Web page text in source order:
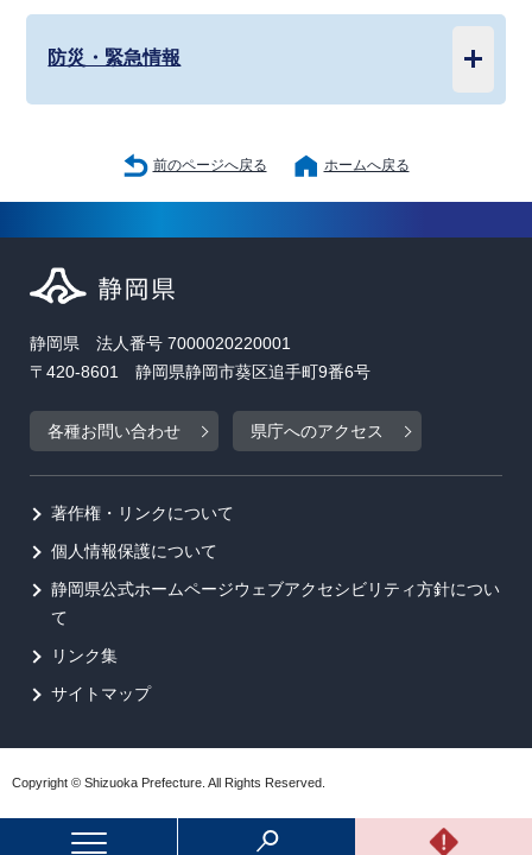
防災・緊急情報
前のページへ戻る ホームへ戻る
静岡県 法人番号 7000020220001
〒420-8601 静岡県静岡市葵区追手町9番6号
各種お問い合わせ 県庁へのアクセス
著作権・リンクについて
個人情報保護について
静岡県公式ホームページウェブアクセシビリティ方針につい
て
リンク集
サイトマップ
Copyright © Shizuoka Prefecture. All Rights Reserved.